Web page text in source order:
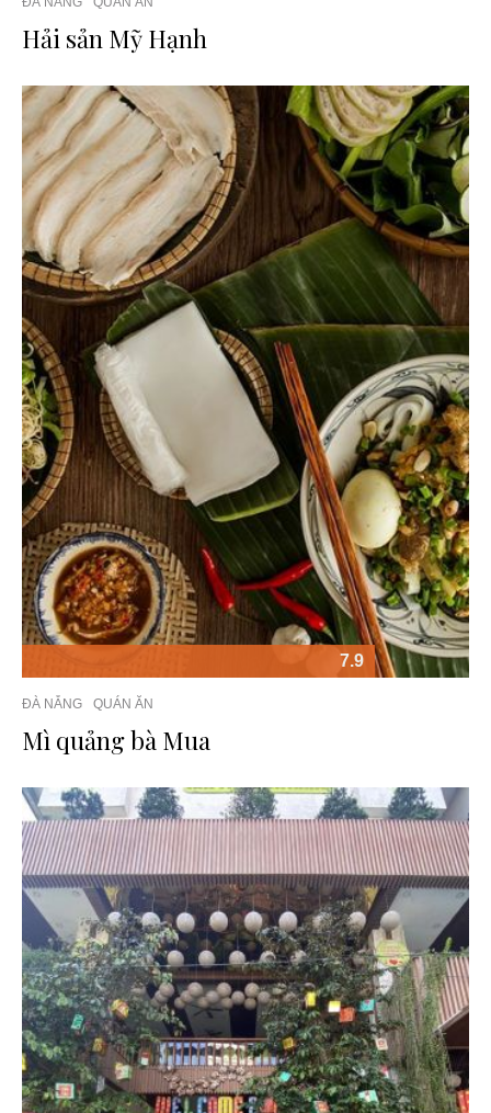
Hải sản Mỹ Hạnh
7.9
ĐÀ NẴNG QUÁN ĂN
Mì quảng bà Mua